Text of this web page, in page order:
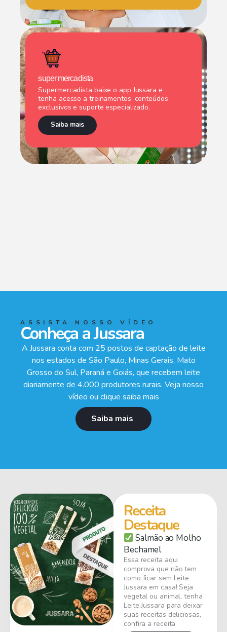
super mercadista
Supermercadista baixe o app Jussara e
tenha acesso a treinamentos, conteúdos
exclusivos e suporte especializado.
Saiba mais
ASSISTA NOSSO VÍDEO
Conheça a Jussara
A Jussara conta com 25 postos de captação de leite
nos estados de São Paulo, Minas Gerais, Mato
Grosso do Sul, Paraná e Goiás, que recebem leite
diariamente de 4.000 produtores rurais. Veja nosso
vídeo ou clique saiba mais
Saiba mais
Receita
Destaque
Salmão ao Molho
Bechamel
Essa receita aqui
comprova que não tem
como ficar sem Leite
Jussara em casa! Seja
vegetal ou animal, tenha
Leite Jussara para deixar
suas receitas deliciosas,
confira a receita